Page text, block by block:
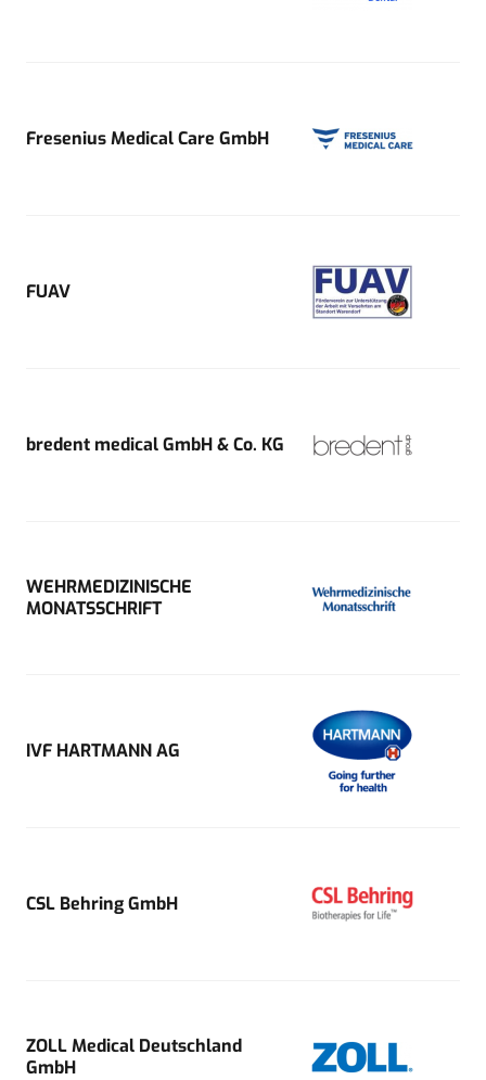
Fresenius Medical Care GmbH
FUAV
bredent medical GmbH & Co. KG
WEHRMEDIZINISCHE
MONATSSCHRIFT
IVF HARTMANN AG
CSL Behring GmbH
ZOLL Medical Deutschland
GmbH